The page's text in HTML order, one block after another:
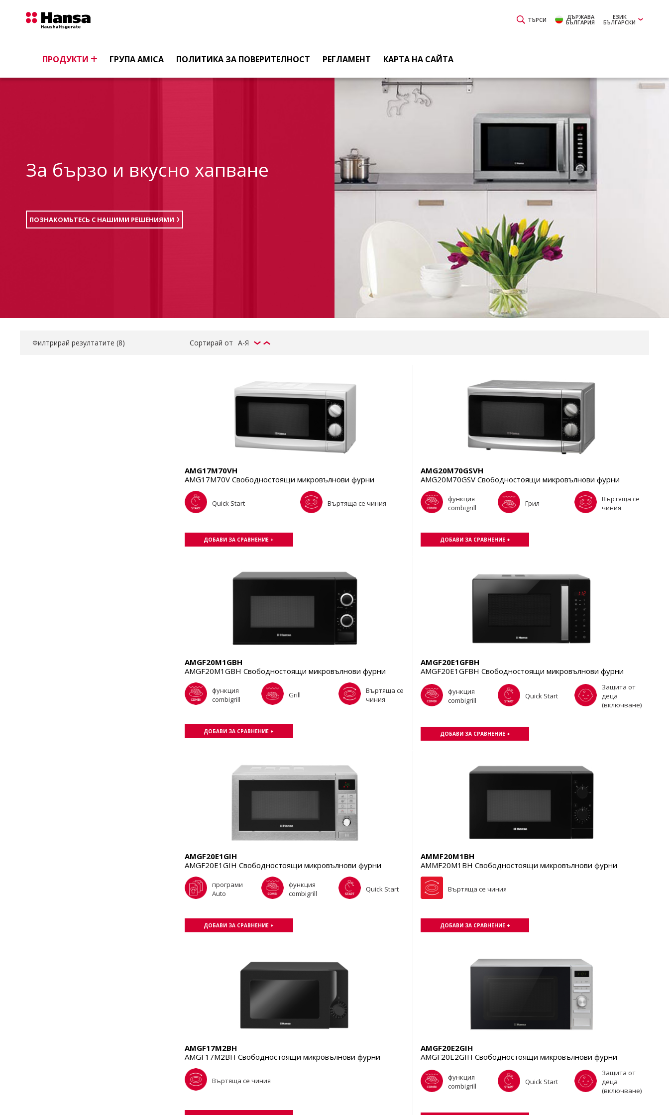
ТЪРСИ ДЪРЖАВА
БЪЛГАРИЯ
ЕЗИК
БЪЛГАРСКИ
ПРОДУКТИ ГРУПА AMICA ПОЛИТИКА ЗА ПОВЕРИТЕЛНОСТ РЕГЛАМЕНТ КАРТА НА САЙТА
ГЛАВНА СТРАНИЦА ПРОДУКТИ МИКРОВЪЛНОВИ ФУРНИ СВОБОДНОСТОЯЩИ МИКРОВЪЛНОВИ ФУРНИ
За бързо и вкусно хапване
ПОЗНАКОМЬТЕСЬ С НАШИМИ РЕШЕНИЯМИ
Филтрирай резултатите (8) Сортирай от А-Я
AMG17M70VH
AMG17M70V Свободностоящи микровълнови фурни
Quick Start Въртяща се чиния
ДОБАВИ ЗА СРАВНЕНИЕ +
AMG20M70GSVH
AMG20M70GSV Свободностоящи микровълнови фурни
функция
combigrill
Грил
Въртяща се
чиния
ДОБАВИ ЗА СРАВНЕНИЕ +
AMGF20M1GBH
AMGF20M1GBH Свободностоящи микровълнови фурни
функция
combigrill
Grill
Въртяща се
чиния
ДОБАВИ ЗА СРАВНЕНИЕ +
AMGF20E1GFBH
AMGF20E1GFBH Свободностоящи микровълнови фурни
функция
combigrill
Quick Start
Защита от
деца
(включване)
ДОБАВИ ЗА СРАВНЕНИЕ +
AMGF20E1GIH
AMGF20E1GIH Свободностоящи микровълнови фурни
програми
Auto
функция
combigrill
Quick Start
ДОБАВИ ЗА СРАВНЕНИЕ +
AMMF20M1BH
AMMF20M1BH Свободностоящи микровълнови фурни
Въртяща се чиния
ДОБАВИ ЗА СРАВНЕНИЕ +
AMGF17M2BH
AMGF17M2BH Свободностоящи микровълнови фурни
Въртяща се чиния
AMGF20E2GIH
AMGF20E2GIH Свободностоящи микровълнови фурни
функция
combigrill
Quick Start
Защита от
деца
(включване)